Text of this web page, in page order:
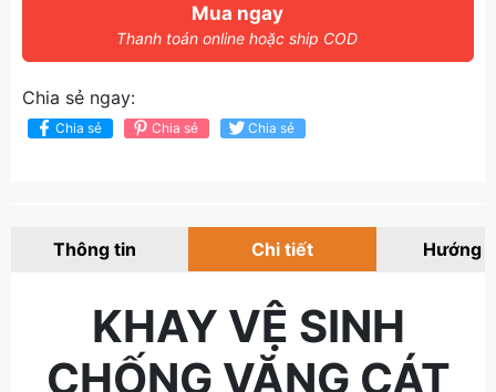
Mua ngay
Thanh toán online hoặc ship COD
Chia sẻ ngay:
Chia sẻ Chia sẻ Chia sẻ
Thông tin Chi tiết Hướng
KHAY VỆ SINH
CHỐNG VĂNG CÁT